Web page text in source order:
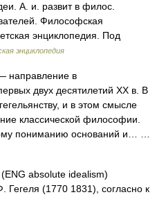
А. и. развит в филос.
Философская
энциклопедия. Под
энциклопедия
направление в
двух десятилетий ХХ в. В
и в этом смысле
классической философии.
пониманию оснований и… …
absolute idealism)
(1770 1831), согласно к